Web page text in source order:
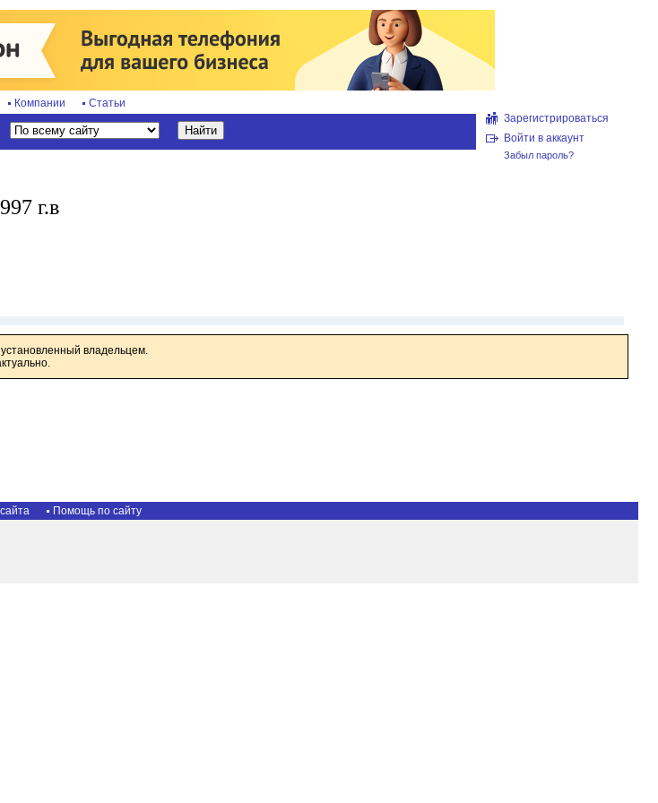
Компании Статьи
Зарегистрироваться
Войти в аккаунт
Забыл пароль?
г.в
владельцем.
Помощь по сайту